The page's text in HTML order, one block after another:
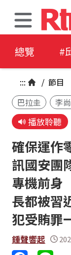
總覽 #
::: / 節目
巴拉圭
李
播放聆聽
確保運作
訊國安團
專機前身
長都被習
犯受賄罪
鍾聲響起